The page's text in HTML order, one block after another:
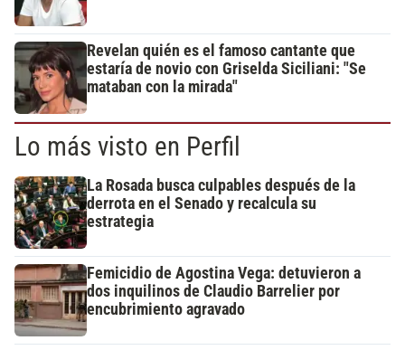
Revelan quién es el famoso cantante que
estaría de novio con Griselda Siciliani: "Se
mataban con la mirada"
Lo más visto en Perfil
La Rosada busca culpables después de la
derrota en el Senado y recalcula su
estrategia
Femicidio de Agostina Vega: detuvieron a
dos inquilinos de Claudio Barrelier por
encubrimiento agravado